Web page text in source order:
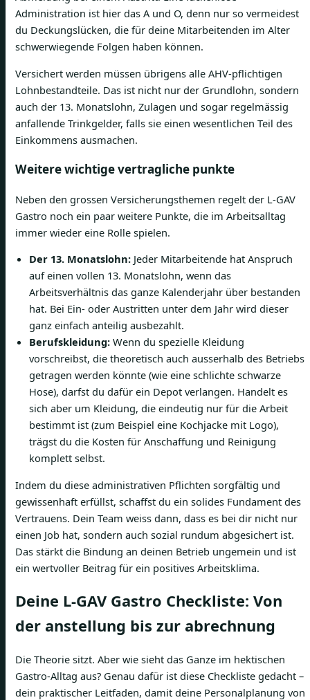
Administration ist hier das A und O, denn nur so vermeidest
du Deckungslücken, die für deine Mitarbeitenden im Alter
schwerwiegende Folgen haben können.
Versichert werden müssen übrigens alle AHV-pflichtigen
Lohnbestandteile. Das ist nicht nur der Grundlohn, sondern
auch der 13. Monatslohn, Zulagen und sogar regelmässig
anfallende Trinkgelder, falls sie einen wesentlichen Teil des
Einkommens ausmachen.
Weitere wichtige vertragliche punkte
Neben den grossen Versicherungsthemen regelt der L-GAV
Gastro noch ein paar weitere Punkte, die im Arbeitsalltag
immer wieder eine Rolle spielen.
Der 13. Monatslohn: Jeder Mitarbeitende hat Anspruch
auf einen vollen 13. Monatslohn, wenn das
Arbeitsverhältnis das ganze Kalenderjahr über bestanden
hat. Bei Ein- oder Austritten unter dem Jahr wird dieser
ganz einfach anteilig ausbezahlt.
Berufskleidung: Wenn du spezielle Kleidung
vorschreibst, die theoretisch auch ausserhalb des Betriebs
getragen werden könnte (wie eine schlichte schwarze
Hose), darfst du dafür ein Depot verlangen. Handelt es
sich aber um Kleidung, die eindeutig nur für die Arbeit
bestimmt ist (zum Beispiel eine Kochjacke mit Logo),
trägst du die Kosten für Anschaffung und Reinigung
komplett selbst.
Indem du diese administrativen Pflichten sorgfältig und
gewissenhaft erfüllst, schaffst du ein solides Fundament des
Vertrauens. Dein Team weiss dann, dass es bei dir nicht nur
einen Job hat, sondern auch sozial rundum abgesichert ist.
Das stärkt die Bindung an deinen Betrieb ungemein und ist
ein wertvoller Beitrag für ein positives Arbeitsklima.
Deine L-GAV Gastro Checkliste: Von
der anstellung bis zur abrechnung
Die Theorie sitzt. Aber wie sieht das Ganze im hektischen
Gastro-Alltag aus? Genau dafür ist diese Checkliste gedacht –
dein praktischer Leitfaden, damit deine Personalplanung von